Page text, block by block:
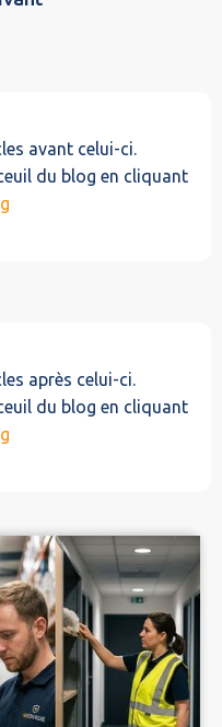
avant celui-ci.
du blog en cliquant
après celui-ci.
du blog en cliquant